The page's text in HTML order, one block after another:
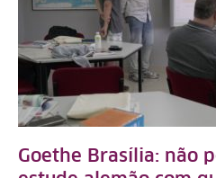
Goethe Brasília: não